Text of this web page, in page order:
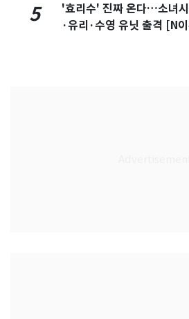
5
'효리수' 진짜 온다…소녀
·유리·수영 유닛 출격 [N